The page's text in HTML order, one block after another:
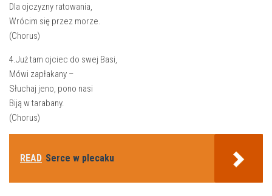
Dla ojczyzny ratowania,
Wrócim się przez morze.
(Chorus)
4.Już tam ojciec do swej Basi,
Mówi zapłakany –
Słuchaj jeno, pono nasi
Biją w tarabany.
(Chorus)
READ Serce w plecaku